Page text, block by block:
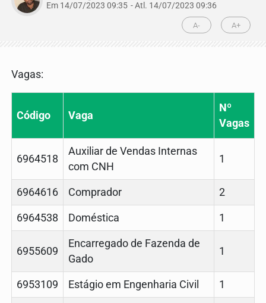
Em 14/07/2023 09:35 - Atl. 14/07/2023 09:36
A- A+
Vagas:
Código Vaga
Nº
Vagas
6964518
Auxiliar de Vendas Internas
com CNH
1
6964616 Comprador 2
6964538 Doméstica 1
6955609
Encarregado de Fazenda de
Gado
1
6953109 Estágio em Engenharia Civil 1